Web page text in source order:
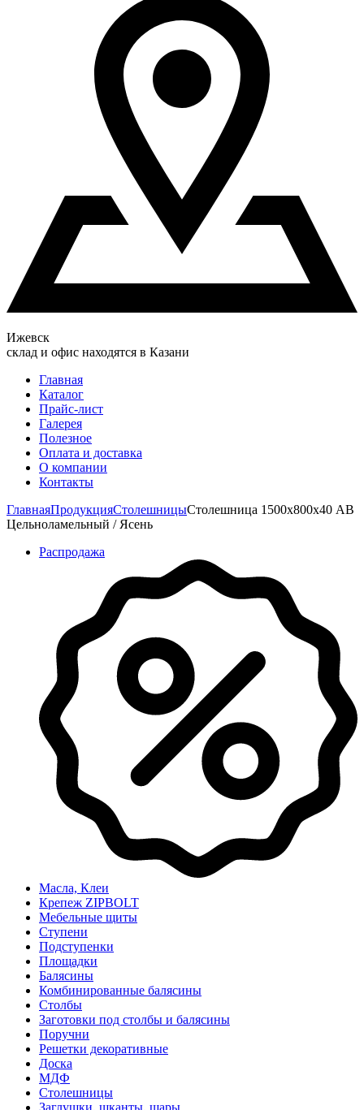
Ижевск
склад и офис находятся в Казани
Главная
Каталог
Прайс-лист
Галерея
Полезное
Оплата и доставка
О компании
Контакты
ГлавнаяПродукцияСтолешницыСтолешница 1500х800х40 АВ
Цельноламельный / Ясень
Распродажа
Масла, Клеи
Крепеж ZIPBOLT
Мебельные щиты
Ступени
Подступенки
Площадки
Балясины
Комбинированные балясины
Столбы
Заготовки под столбы и балясины
Поручни
Решетки декоративные
Доска
МДФ
Столешницы
Заглушки, шканты, шары